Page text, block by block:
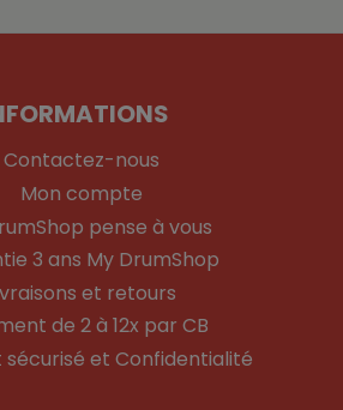
Contactez-nous
Mon compte
pense à vous
3 ans My DrumShop
et retours
de 2 à 12x par CB
sécurisé et Confidentialité